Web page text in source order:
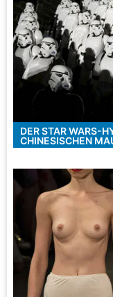
DER STAR WARS-
CHINESISCHEN